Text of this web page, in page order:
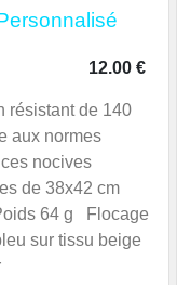
12.00 €
résistant de 140
aux normes
nocives
de 38x42 cm
64 g Flocage
sur tissu beige